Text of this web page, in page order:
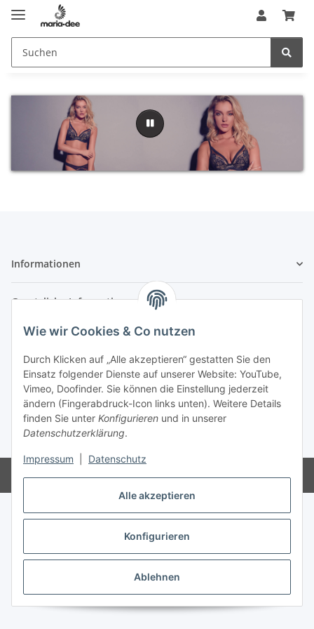
Alle akzeptieren
Konfigurieren
Ablehnen
Wie wir Cookies & Co nutzen
Durch Klicken auf „Alle akzeptieren“ gestatten Sie den
Einsatz folgender Dienste auf unserer Website: YouTube,
Vimeo, Doofinder. Sie können die Einstellung jederzeit
ändern (Fingerabdruck-Icon links unten). Weitere Details
finden Sie unter Konfigurieren und in unserer
Datenschutzerklärung.
Impressum Datenschutz
Informationen
Gesetzliche Informationen
Vertrag widerrufen
* Alle Preise inkl. gesetzlicher USt., zzgl.
Powered byJTL-Shop